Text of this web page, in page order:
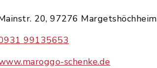
20, 97276 Margetshöchheim
99135653
schenke.de